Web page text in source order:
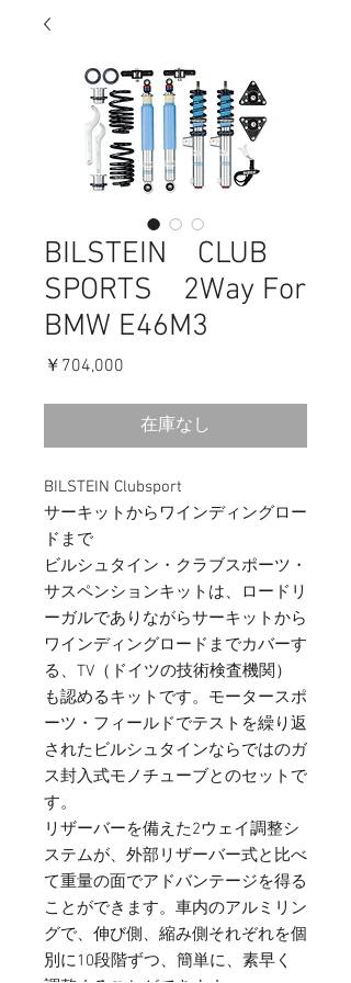
BILSTEIN CLUB
SPORTS 2Way For
BMW E46M3
￥704,000
在庫なし
BILSTEIN Clubsport
サーキットからワインディングロー
ドまで
ビルシュタイン・クラブスポーツ・
サスペンションキットは、ロードリ
ーガルでありながらサーキットから
ワインディングロードまでカバーす
る、TV（ドイツの技術検査機関）
も認めるキットです。モータースポ
ーツ・フィールドでテストを繰り返
されたビルシュタインならではのガ
ス封入式モノチューブとのセットで
す。
リザーバーを備えた2ウェイ調整シ
ステムが、外部リザーバー式と比べ
て重量の面でアドバンテージを得る
ことができます。車内のアルミリン
グで、伸び側、縮み側それぞれを個
別に10段階ずつ、簡単に、素早く